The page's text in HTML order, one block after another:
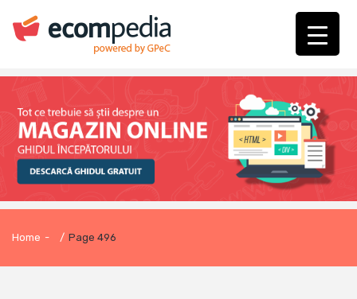
Home - / Page 496